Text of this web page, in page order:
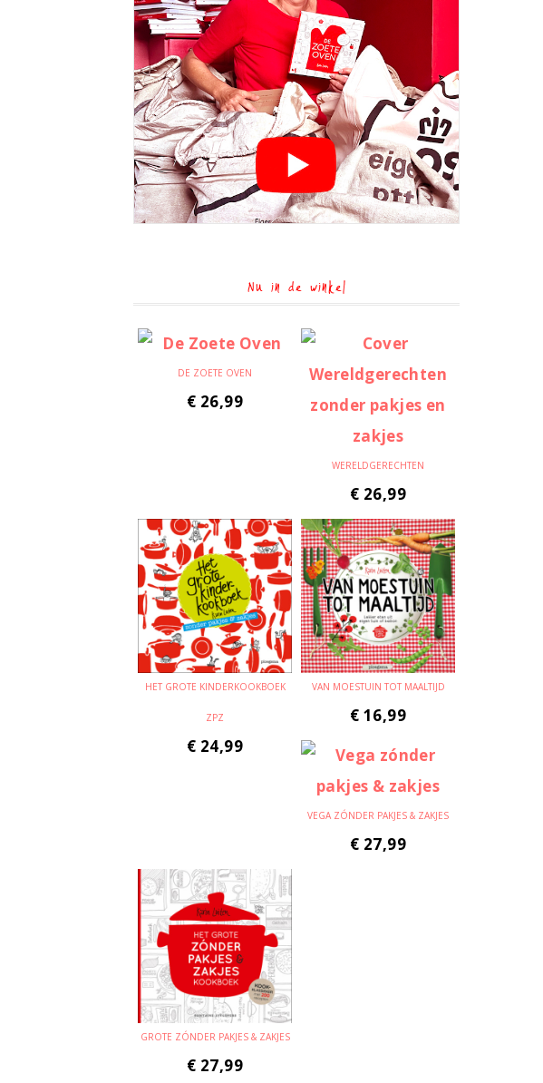
Nu in de winkel
DE ZOETE OVEN
€ 26,99
WERELDGERECHTEN
€ 26,99
HET GROTE KINDERKOOKBOEK
ZPZ
€ 24,99
VAN MOESTUIN TOT MAALTIJD
€ 16,99
VEGA ZÓNDER PAKJES & ZAKJES
€ 27,99
GROTE ZÓNDER PAKJES & ZAKJES
€ 27,99